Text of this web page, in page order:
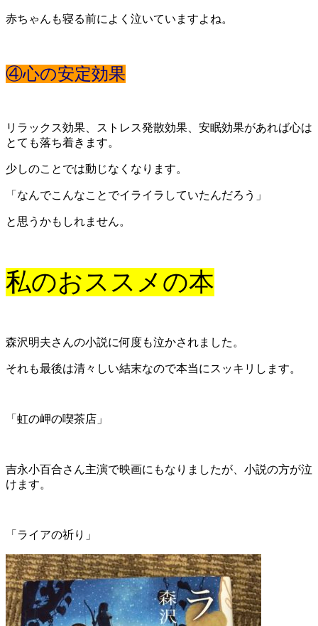
赤ちゃんも寝る前によく泣いていますよね。
④心の安定効果
リラックス効果、ストレス発散効果、安眠効果があれば心は
とても落ち着きます。
少しのことでは動じなくなります。
「なんでこんなことでイライラしていたんだろう」
と思うかもしれません。
私のおススメの本
森沢明夫さんの小説に何度も泣かされました。
それも最後は清々しい結末なので本当にスッキリします。
「虹の岬の喫茶店」
吉永小百合さん主演で映画にもなりましたが、小説の方が泣
けます。
「ライアの祈り」